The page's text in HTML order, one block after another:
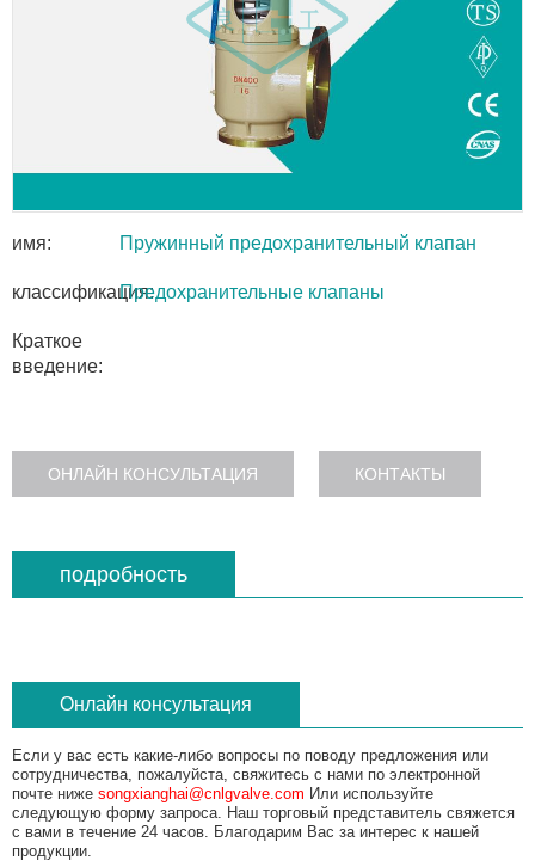
имя: Пружинный предохранительный клапан
классификация:Предохранительные клапаны
Краткое
введение:
ОНЛАЙН КОНСУЛЬТАЦИЯ КОНТАКТЫ
подробность
Онлайн консультация
Если у вас есть какие-либо вопросы по поводу предложения или
сотрудничества, пожалуйста, свяжитесь с нами по электронной
почте ниже songxianghai@cnlgvalve.com Или используйте
следующую форму запроса. Наш торговый представитель свяжется
с вами в течение 24 часов. Благодарим Вас за интерес к нашей
продукции.